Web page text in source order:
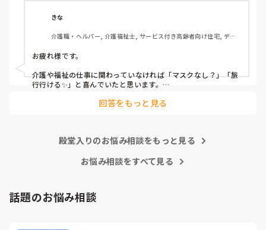
きな
介護職・ヘルパー, 介護福祉士, サービス付き高齢者向け住宅, デイ
お疲れ様です。
介護や福祉の仕事に関わっていなければ「マスクなし？」「旅
行行ける✨」と喜んでいたと思います。
しかし、介護職でクラスターや命を落とされる方を目の当たり
インフルエンザと同等？
していただきたいですね…💦
回答をもっと見る
殿堂入りのお悩み相談をもっと見る
お悩み相談をすべて見る
話題のお悩み相談